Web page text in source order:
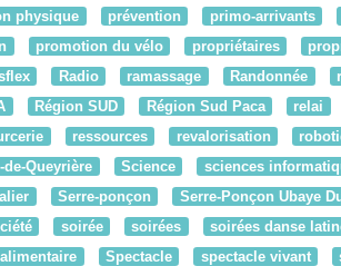
physique prévention primo-arrivants
promotion du vélo propriétaires
Radio ramassage Randonnée
Région SUD Région Sud Paca relai
ressources revalorisation
Queyrière Science sciences
Serre-ponçon Serre-Ponçon Ubaye
soirée soirées soirées danse
Spectacle spectacle vivant